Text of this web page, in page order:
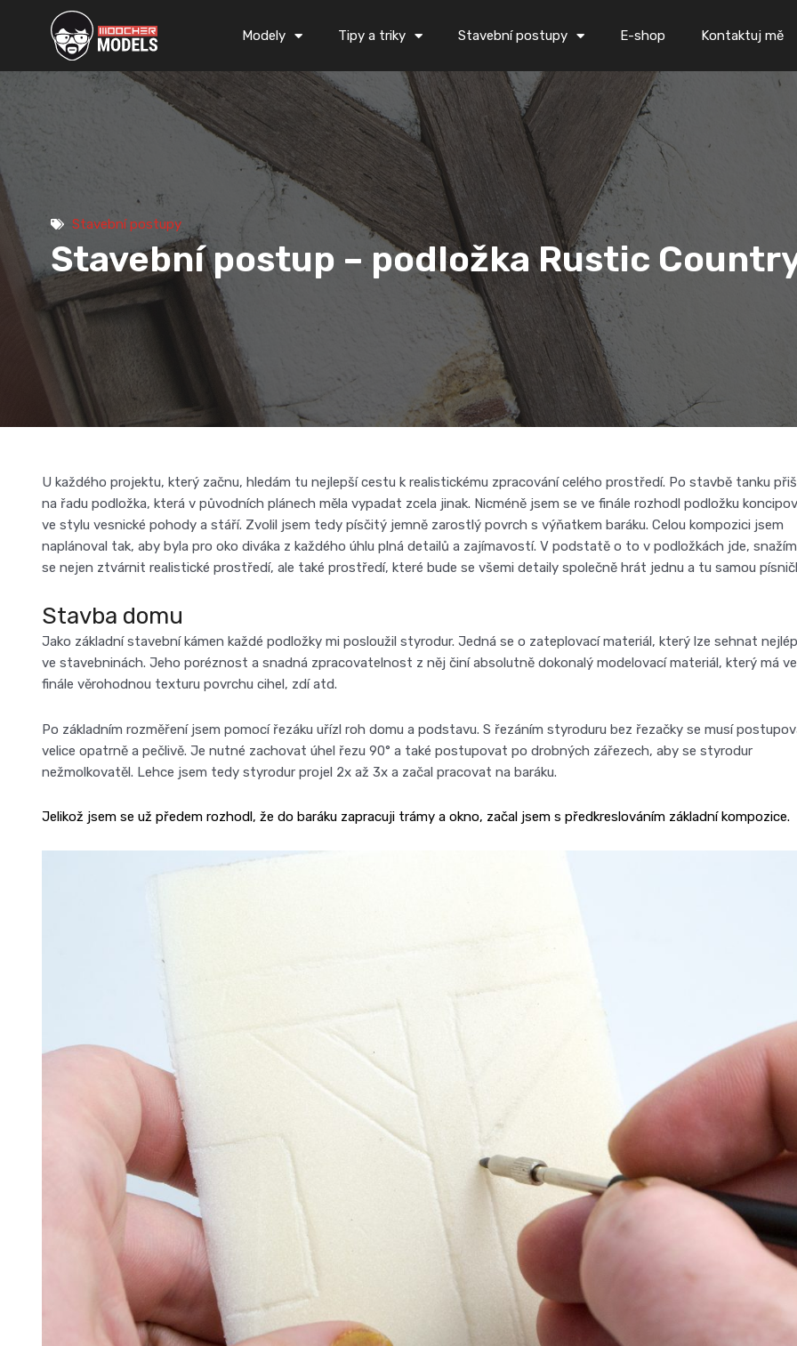
Modely Tipy a triky Stavební postupy E-shop Kontaktuj mě
Stavební postupy
Stavební postup – podložka Rustic
U každého projektu, který začnu, hledám tu nejlepší cestu k realistickému zpracování celého prostředí. Po stavbě tanku
na řadu podložka, která v původních plánech měla vypadat zcela jinak. Nicméně jsem se ve finále rozhodl podložku
ve stylu vesnické pohody a stáří. Zvolil jsem tedy písčitý jemně zarostlý povrch s výňatkem baráku. Celou kompozici jsem
naplánoval tak, aby byla pro oko diváka z každého úhlu plná detailů a zajímavostí. V podstatě o to v podložkách jde,
se nejen ztvárnit realistické prostředí, ale také prostředí, které bude se všemi detaily společně hrát jednu a tu samou
Stavba domu
Jako základní stavební kámen každé podložky mi posloužil styrodur. Jedná se o zateplovací materiál, který lze sehnat
ve stavebninách. Jeho poréznost a snadná zpracovatelnost z něj činí absolutně dokonalý modelovací materiál, který má ve
finále věrohodnou texturu povrchu cihel, zdí atd.
Po základním rozměření jsem pomocí řezáku uřízl roh domu a podstavu. S řezáním styroduru bez řezačky se musí
velice opatrně a pečlivě. Je nutné zachovat úhel řezu 90° a také postupovat po drobných zářezech, aby se styrodur
nežmolkovatěl. Lehce jsem tedy styrodur projel 2x až 3x a začal pracovat na baráku.
Jelikož jsem se už předem rozhodl, že do baráku zapracuji trámy a okno, začal jsem s předkreslováním základní kompozice.